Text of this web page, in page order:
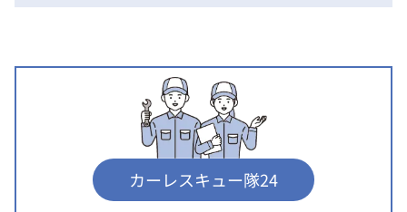
カーレスキュー隊24